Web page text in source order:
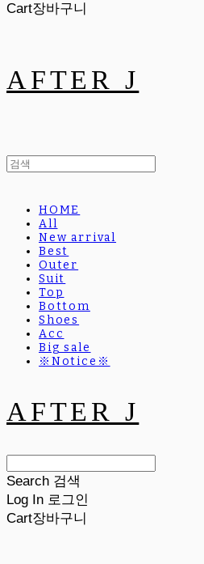
Cart장바구니
AFTER J
HOME
All
New arrival
Best
Outer
Suit
Top
Bottom
Shoes
Acc
Big sale
※Notice※
AFTER J
Search 검색
Log In 로그인
Cart장바구니